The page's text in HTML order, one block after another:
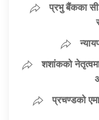
प्रभु बैंकका
शशांकको
प्रचण्डको